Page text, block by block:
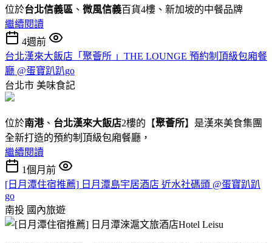
位於台北信義區 、 微風信義百貨4樓、新加坡的中餐品牌
繼續閱讀
4週前
台北漢來大飯店「聚薈所 」THE LOUNGE 預約制頂級包廂餐
廳 @蛋寶趴趴go
台北市 美味食記
位於南港、 台北漢來大飯店2樓的【聚薈所】是漢來美食集團
全新打造的預約制頂級包廂餐廳，
繼續閱讀
1個月前
[日月潭住宿推薦] 日月潭島宇居酒店 近水社碼頭 @蛋寶趴趴
go
南投 國內旅遊